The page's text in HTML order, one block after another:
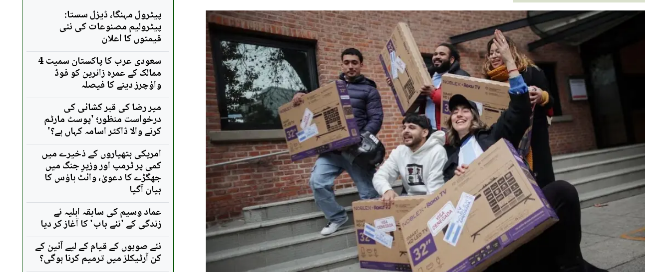
پیٹرول مہنگا، ڈیزل سستا:
پیٹرولیم مصنوعات کی نئی
قیمتوں کا اعلان
سعودی عرب کا پاکستان سمیت 4
ممالک کے عمرہ زائرین کو فوڈ
واؤچرز دینے کا فیصلہ
میر رضا کی قبر کشائی کی
درخواست منظور؛ 'پوسٹ مارٹم
کرنے والا ڈاکٹر اسامہ کہاں ہے؟'
امریکی ہتھیاروں کے ذخیرے میں
کمی پر ٹرمپ اور وزیرِ جنگ میں
جھگڑے کا دعویٰ، وائٹ ہاؤس کا
بیان آگیا
عماد وسیم کی سابقہ اہلیہ نے
زندگی کے 'نئے باب' کا آغاز کر دیا
نئے صوبوں کے قیام کے لیے آئین کے
کن آرٹیکلز میں ترمیم کرنا ہوگی؟